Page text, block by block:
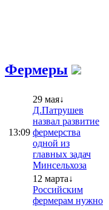
Фермеры
13:09
29 мая↓
Д.Патрушев
назвал развитие
фермерства
одной из
главных задач
Минсельхоза
12 марта↓
Российским
фермерам нужно